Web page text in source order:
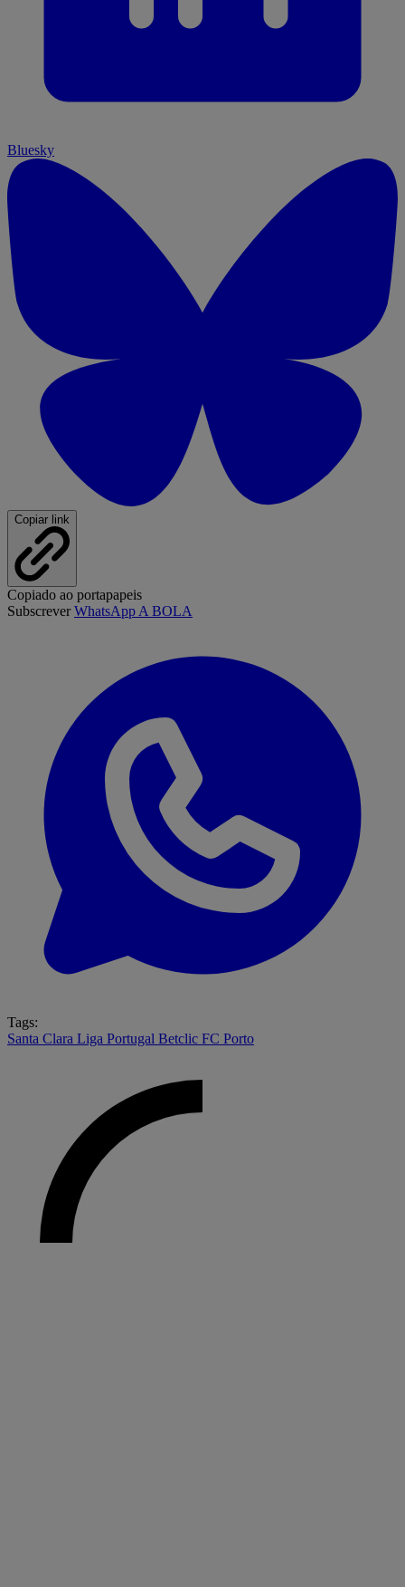
Bluesky
Copiar link
Copiado ao portapapeis
SubscreverWhatsApp A BOLA
Tags:
Santa Clara Liga Portugal Betclic FC Porto